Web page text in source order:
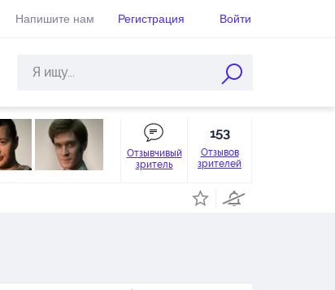
Напишите нам Регистрация Войти
Отзывчивый
зритель
153
Отзывов
зрителей